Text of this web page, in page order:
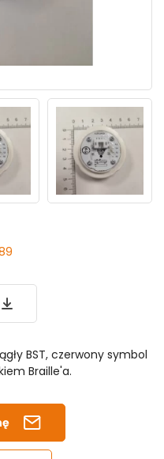
BST, czerwony symbol
Braille'a.